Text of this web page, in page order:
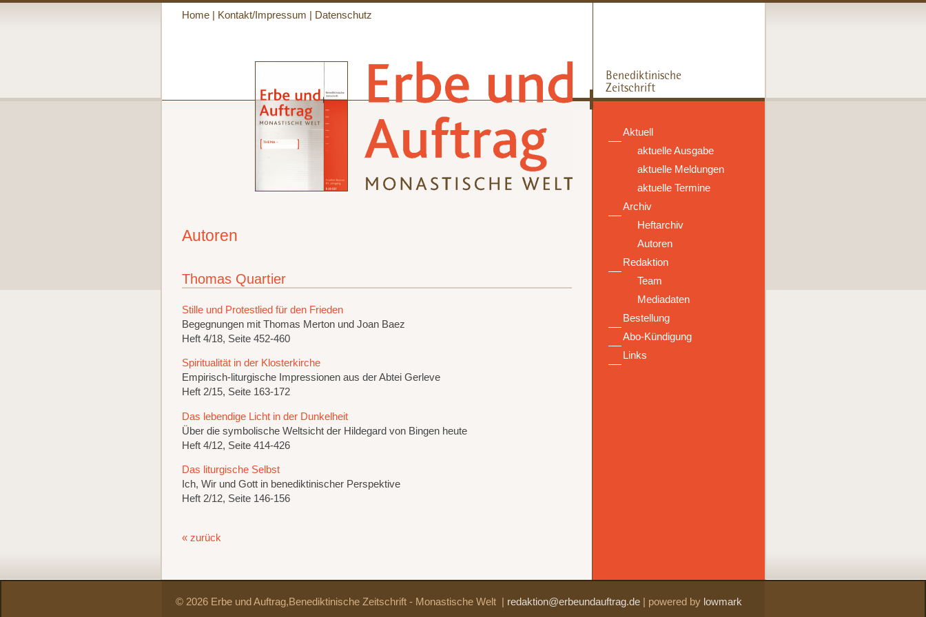
Home| Kontakt/Impressum Datenschutz
Aktuell
aktuelle Ausgabe
aktuelle Meldungen
aktuelle Termine
Archiv
Heftarchiv
Autoren
Redaktion
Team
Mediadaten
Bestellung
Abo-Kündigung
Links
Autoren
Thomas Quartier
Stille und Protestlied für den Frieden
Begegnungen mit Thomas Merton und Joan Baez
Heft 4/18, Seite 452-460
Spiritualität in der Klosterkirche
Empirisch-liturgische Impressionen aus der Abtei Gerleve
Heft 2/15, Seite 163-172
Das lebendige Licht in der Dunkelheit
Über die symbolische Weltsicht der Hildegard von Bingen heute
Heft 4/12, Seite 414-426
Das liturgische Selbst
Ich, Wir und Gott in benediktinischer Perspektive
Heft 2/12, Seite 146-156
« zurück
© 2026 Erbe und Auftrag,Benediktinische Zeitschrift - Monastische Welt redaktion@erbeundauftrag.de| powered by lowmark